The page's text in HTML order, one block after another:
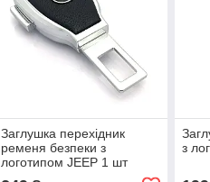
Заглушка перехідник
ременя безпеки з
логотипом JEEP 1 шт
з